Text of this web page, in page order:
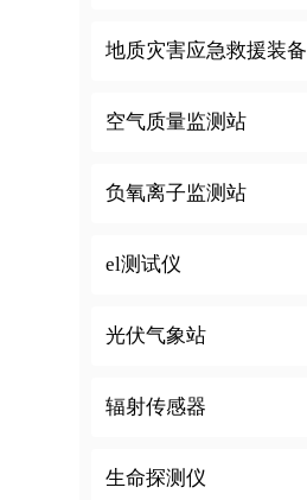
地质灾害应急救援装备
空气质量监测站
负氧离子监测站
el测试仪
光伏气象站
辐射传感器
生命探测仪